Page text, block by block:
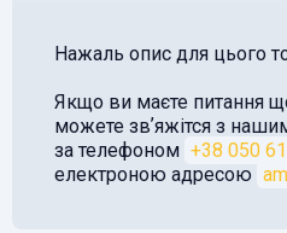
Нажаль опис для цього
Якщо ви маєте питання
можете звʼяжітся з
за телефоном +38 050
електроною адресою